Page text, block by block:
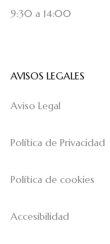
9:30 a 14:00
AVISOS LEGALES
Aviso Legal
Política de Privacidad
Política de cookies
Accesibilidad